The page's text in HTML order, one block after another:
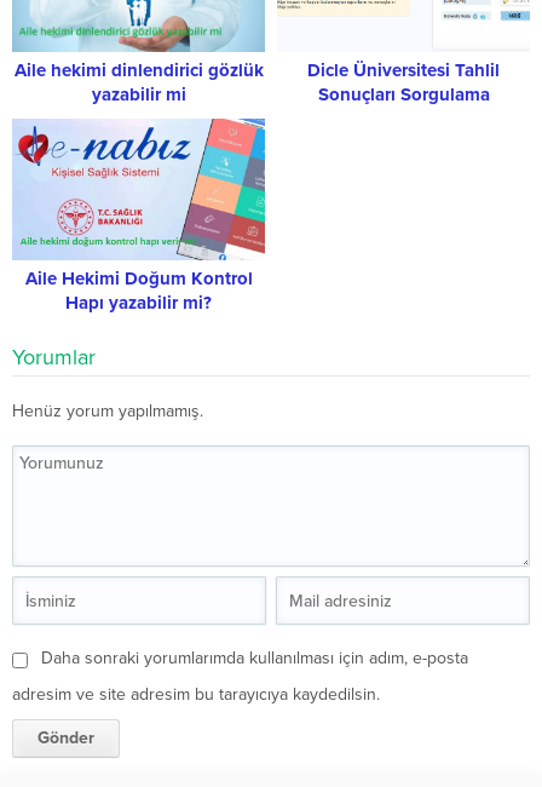
Aile hekimi dinlendirici gözlük
yazabilir mi
Dicle Üniversitesi Tahlil
Sonuçları Sorgulama
Aile Hekimi Doğum Kontrol
Hapı yazabilir mi?
Yorumlar
Henüz yorum yapılmamış.
Daha sonraki yorumlarımda kullanılması için adım, e-posta
adresim ve site adresim bu tarayıcıya kaydedilsin.